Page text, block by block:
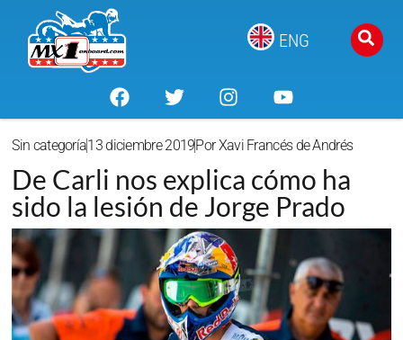
ENG
Sin categoría13 diciembre 2019PorXavi Francés de Andrés
De Carli nos explica cómo ha
sido la lesión de Jorge Prado